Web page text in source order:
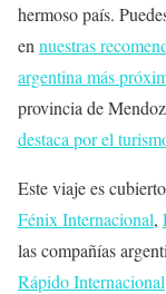
hermoso país.
en nuestras
argentina más
provincia de
destaca por el
Este viaje es
Fénix Internacional,
las compañías
Rápido Internacional